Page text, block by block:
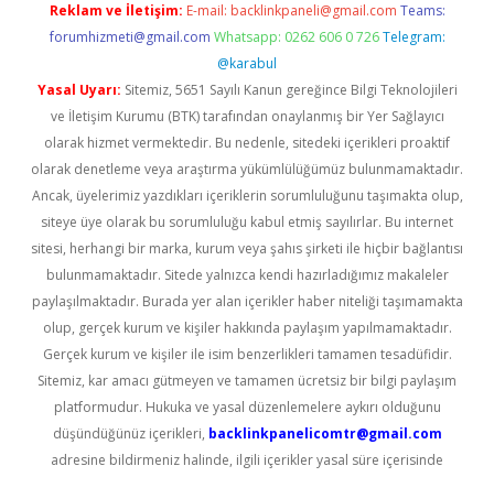
Reklam ve İletişim: E-mail: backlinkpaneli@gmail.com Teams:
forumhizmeti@gmail.com Whatsapp: 0262 606 0 726 Telegram:
@karabul
Yasal Uyarı: Sitemiz, 5651 Sayılı Kanun gereğince Bilgi Teknolojileri
ve İletişim Kurumu (BTK) tarafından onaylanmış bir Yer Sağlayıcı
olarak hizmet vermektedir. Bu nedenle, sitedeki içerikleri proaktif
olarak denetleme veya araştırma yükümlülüğümüz bulunmamaktadır.
Ancak, üyelerimiz yazdıkları içeriklerin sorumluluğunu taşımakta olup,
siteye üye olarak bu sorumluluğu kabul etmiş sayılırlar. Bu internet
sitesi, herhangi bir marka, kurum veya şahıs şirketi ile hiçbir bağlantısı
bulunmamaktadır. Sitede yalnızca kendi hazırladığımız makaleler
paylaşılmaktadır. Burada yer alan içerikler haber niteliği taşımamakta
olup, gerçek kurum ve kişiler hakkında paylaşım yapılmamaktadır.
Gerçek kurum ve kişiler ile isim benzerlikleri tamamen tesadüfidir.
Sitemiz, kar amacı gütmeyen ve tamamen ücretsiz bir bilgi paylaşım
platformudur. Hukuka ve yasal düzenlemelere aykırı olduğunu
düşündüğünüz içerikleri, backlinkpanelicomtr@gmail.com
adresine bildirmeniz halinde, ilgili içerikler yasal süre içerisinde